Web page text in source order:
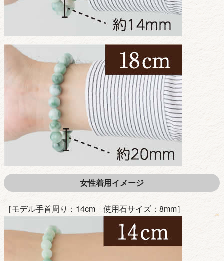
女性着用イメージ
［モデル手首周り：14cm 使用石サイズ：8mm］